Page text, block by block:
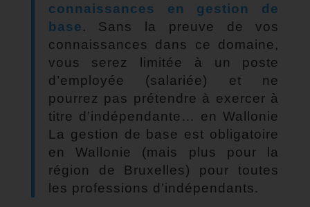
connaissances en gestion de
base. Sans la preuve de vos
connaissances dans ce domaine,
vous serez limitée à un poste
d’employée (salariée) et ne
pourrez pas prétendre à exercer à
titre d’indépendante… en Wallonie
La gestion de base est obligatoire
en Wallonie (mais plus pour la
région de Bruxelles) pour toutes
les professions d’indépendants.